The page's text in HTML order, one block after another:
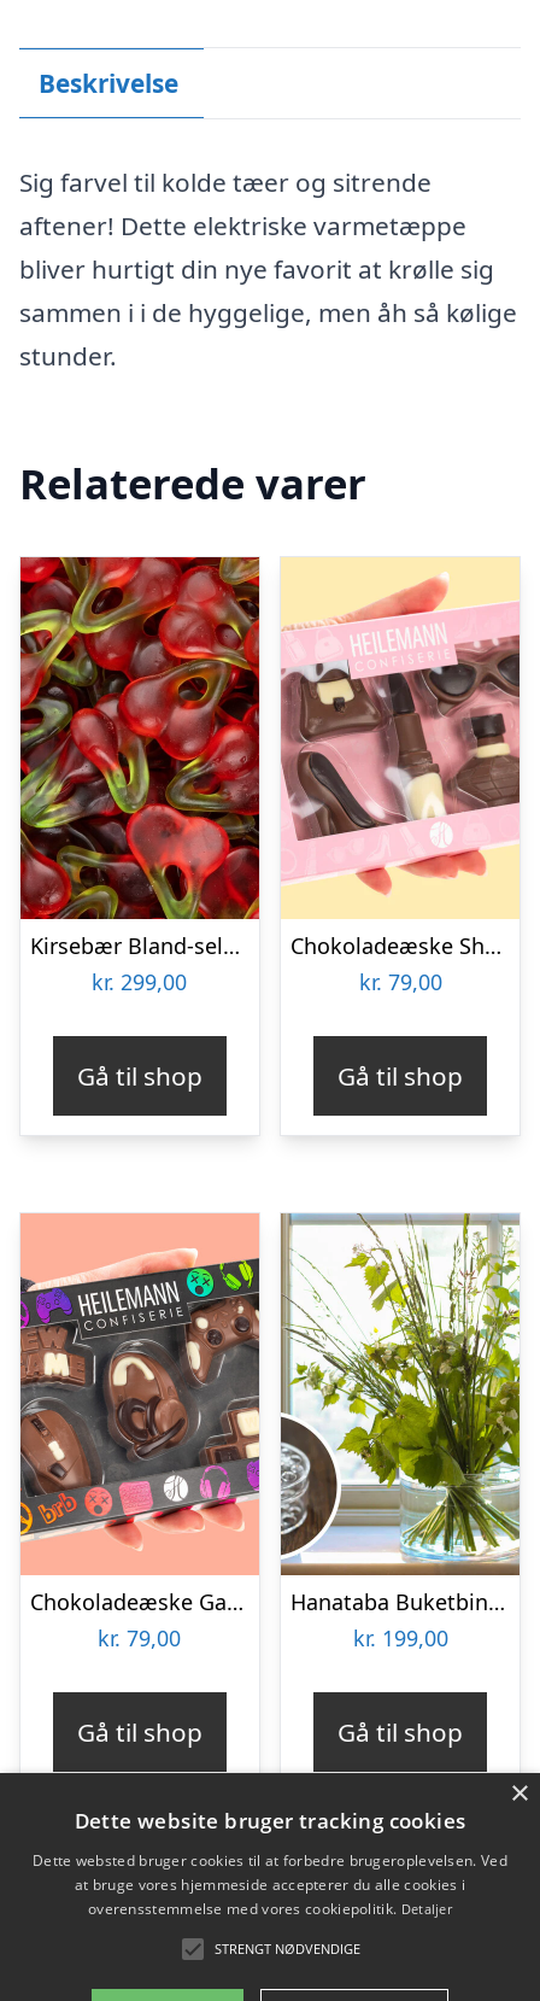
Beskrivelse
Sig farvel til kolde tæer og sitrende
aftener! Dette elektriske varmetæppe
bliver hurtigt din nye favorit at krølle sig
sammen i i de hyggelige, men åh så kølige
stunder.
Relaterede varer
Kirsebær Bland-selv slik i kasser 2,4 kg
kr. 299,00
Gå til shop
Chokoladeæske Shopping
kr. 79,00
Gå til shop
Chokoladeæske Gaming
kr. 79,00
Gå til shop
Hanataba Buketbinder
kr. 199,00
Gå til shop
Varekategorier
×
Dette website bruger tracking cookies
Dette websted bruger cookies til at forbedre brugeroplevelsen. Ved
at bruge vores hjemmeside accepterer du alle cookies i
overensstemmelse med vores cookiepolitik. Detaljer
STRENGT NØDVENDIGE